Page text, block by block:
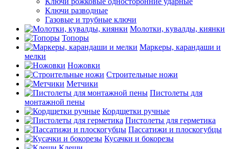
Ключи разводные
Газовые и трубные ключи
Молотки, кувалды, киянки
Топоры
Маркеры, карандаши и
мелки
Ножовки
Строительные ножи
Метчики
Пистолеты для
монтажной пены
Кордщетки ручные
Пистолеты для герметика
Пассатижи и плоскогубцы
Кусачки и бокорезы